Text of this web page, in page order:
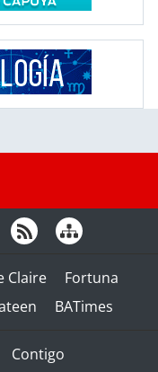
Claire
Fortuna
BATimes
Contigo